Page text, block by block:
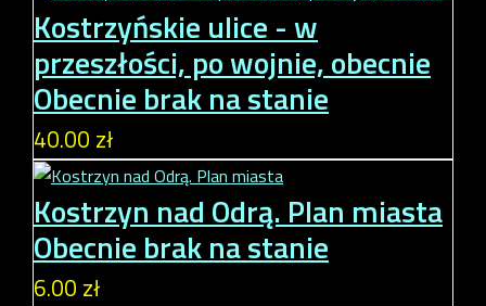
Kostrzyńskie ulice - w
przeszłości, po wojnie, obecnie
Obecnie brak na stanie
40.00 zł
Kostrzyn nad Odrą. Plan miasta
Obecnie brak na stanie
6.00 zł